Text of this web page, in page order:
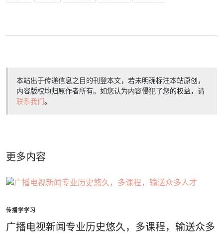
本站出于传递信息之目的刊登本文，若未明确标注本站原创，
内容版权均归原作者所有。如您认为内容侵犯了您的权益，请
联系我们。
更多内容
传播学学习
广播电视新闻专业历史悠久，多课程，输送众多